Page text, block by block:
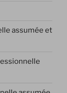
assumée et